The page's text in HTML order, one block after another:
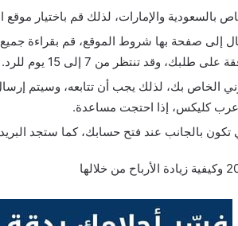
والإمارات، لذلك قم باختيار
وقد تنتظر من 7 إلى 15 يوم للرد.
الخاص بك، لذلك يجب أن تتابعه، وسيتم
عرب كليكس، إذا احتجت مساعدة.
تكون بالجانب عند فتح حسابك، كما ستجد